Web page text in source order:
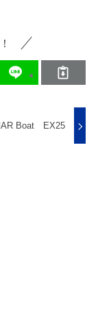
Boat EX25